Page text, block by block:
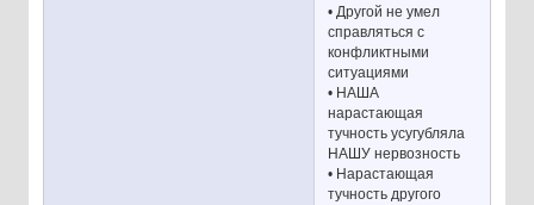
• Другой не умел
справляться с
конфликтными
ситуациями
• НАША
нарастающая
тучность усугубляла
НАШУ нервозность
• Нарастающая
тучность другого